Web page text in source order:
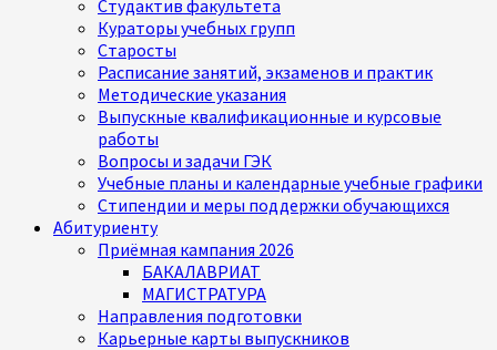
Студактив факультета
Кураторы учебных групп
Старосты
Расписание занятий, экзаменов и практик
Методические указания
Выпускные квалификационные и курсовые
работы
Вопросы и задачи ГЭК
Учебные планы и календарные учебные графики
Стипендии и меры поддержки обучающихся
Абитуриенту
Приёмная кампания 2026
БАКАЛАВРИАТ
МАГИСТРАТУРА
Направления подготовки
Карьерные карты выпускников